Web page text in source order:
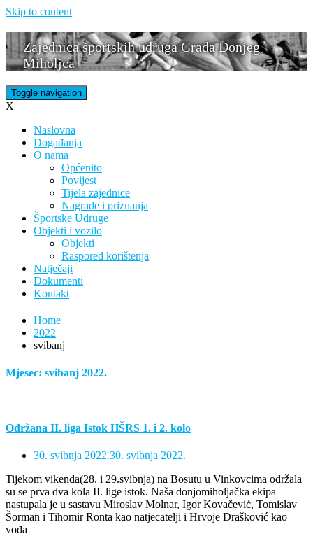
Skip to content
Zajednica športskih udruga Grada Donjeg
Miholjca
Toggle navigation
X
Naslovna
Događanja
O nama
Općenito
Povijest
Tijela zajednice
Nagrade i priznanja
Športske Udruge
Objekti i vozilo
Objekti
Raspored korištenja
Natječaji
Dokumenti
Kontakt
Home
2022
svibanj
Mjesec: svibanj 2022.
Održana II. liga Istok HŠRS 1. i 2. kolo
30. svibnja 2022.30. svibnja 2022.
Tijekom vikenda(28. i 29.svibnja) na Bosutu u Vinkovcima održala
su se prva dva kola II. lige istok. Naša donjomiholjačka ekipa
nastupala je u sastavu Miroslav Molnar, Igor Kovačević, Tomislav
Šorman i Tihomir Ronta kao natjecatelji i Hrvoje Drašković kao
vođa